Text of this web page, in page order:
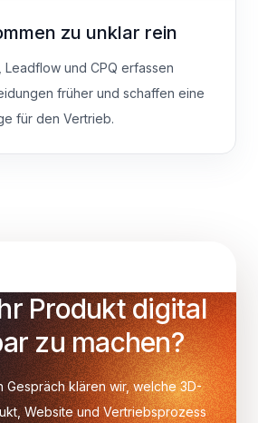
zu unklar rein
und CPQ erfassen
früher und schaffen eine
für den Vertrieb.
Produkt digital
zu machen?
Gespräch klären wir, welche 3D-
Website und Vertriebsprozess